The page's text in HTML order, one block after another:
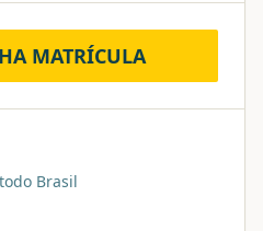
MATRÍCULA
Brasil